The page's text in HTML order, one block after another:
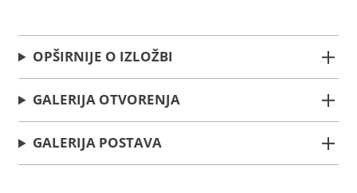
OPŠIRNIJE O IZLOŽBI
GALERIJA OTVORENJA
GALERIJA POSTAVA